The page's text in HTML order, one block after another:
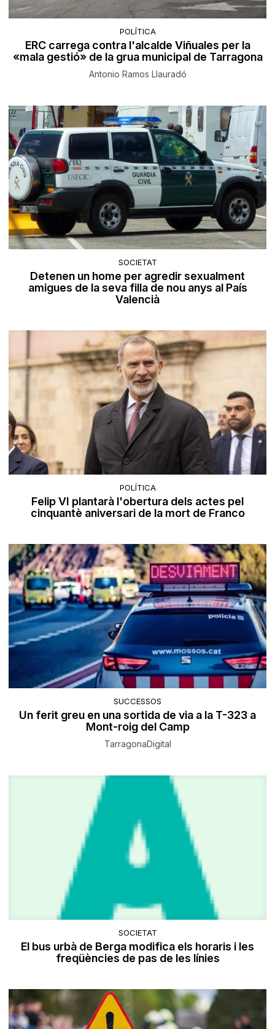
POLÍTICA
ERC carrega contra l'alcalde Viñuales per la
«mala gestió» de la grua municipal de Tarragona
Antonio Ramos Llauradó
SOCIETAT
Detenen un home per agredir sexualment
amigues de la seva filla de nou anys al País
Valencià
POLÍTICA
Felip VI plantarà l'obertura dels actes pel
cinquantè aniversari de la mort de Franco
SUCCESSOS
Un ferit greu en una sortida de via a la T-323 a
Mont-roig del Camp
TarragonaDigital
SOCIETAT
El bus urbà de Berga modifica els horaris i les
freqüències de pas de les línies